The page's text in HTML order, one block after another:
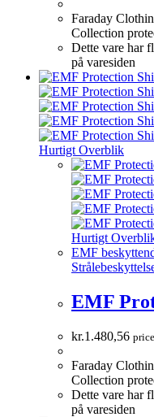
Faraday
Collection
Dette vare har
på varesiden
Hurtigt Overblik
Hurtigt
EMF
EMF
kr.1.480,56
Faraday
Collection
Dette vare har
på varesiden